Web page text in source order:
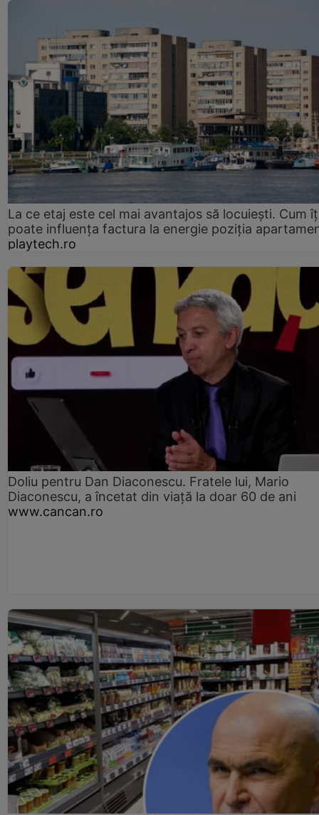
La ce etaj este cel mai avantajos să locuiești. Cum
poate influența factura la energie poziția
playtech.ro
Doliu pentru Dan Diaconescu. Fratele lui, Mario
Diaconescu, a încetat din viață la doar 60 de ani
www.cancan.ro